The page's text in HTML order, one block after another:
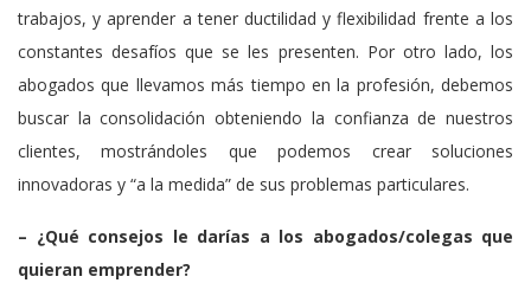
trabajos, y aprender a tener ductilidad y flexibilidad frente a los
constantes desafíos que se les presenten. Por otro lado, los
abogados que llevamos más tiempo en la profesión, debemos
buscar la consolidación obteniendo la confianza de nuestros
clientes, mostrándoles que podemos crear soluciones
innovadoras y “a la medida” de sus problemas particulares.
– ¿Qué consejos le darías a los abogados/colegas que
quieran emprender?